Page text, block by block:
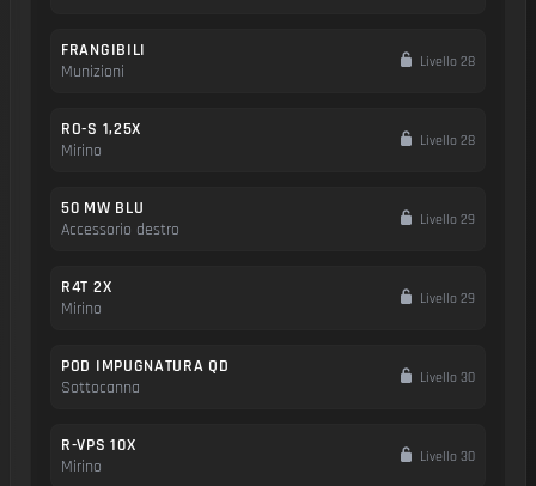
FRANGIBILI
Munizioni
Livello 28
RO-S 1,25X
Mirino
Livello 28
50 MW BLU
Accessorio destro
Livello 29
R4T 2X
Mirino
Livello 29
POD IMPUGNATURA QD
Sottocanna
Livello 30
R-VPS 10X
Mirino
Livello 30